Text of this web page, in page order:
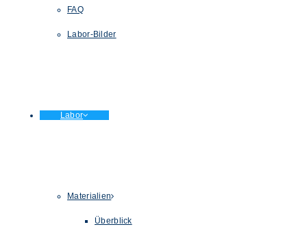
FAQ
Labor-Bilder
Labor
Materialien
Überblick